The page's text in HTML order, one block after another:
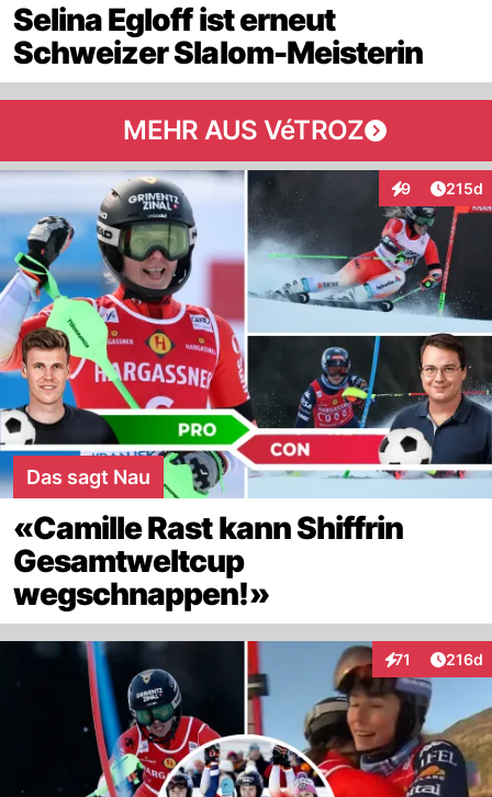
Selina Egloff ist erneut
Schweizer Slalom-Meisterin
MEHR AUS VéTROZ
9
Interaktionen
215d
Das sagt Nau
«Camille Rast kann Shiffrin
Gesamtweltcup
wegschnappen!»
71
Interaktionen
216d